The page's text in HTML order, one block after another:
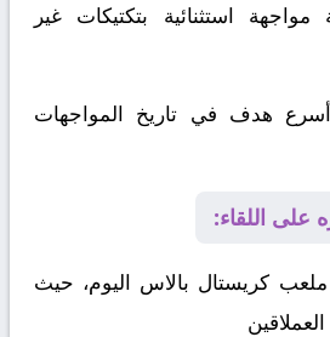
استثنائية بتكتيكات غير
هدف في تاريخ المواجهات
على اللقاء:
ملعب كريستال بالاس اليوم، حيث